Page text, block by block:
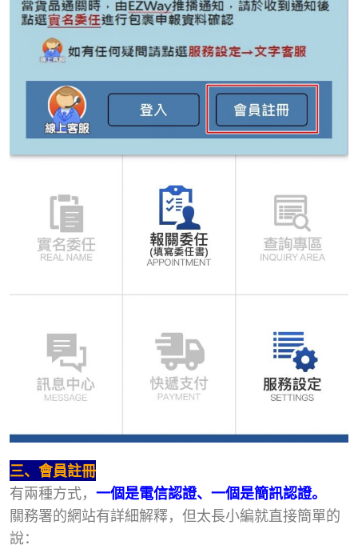
三、會員註冊
有兩種方式， 一個是電信認證、一個是簡訊認證。
關務署的網站有詳細解釋，但太長小編就直接簡單的
說：